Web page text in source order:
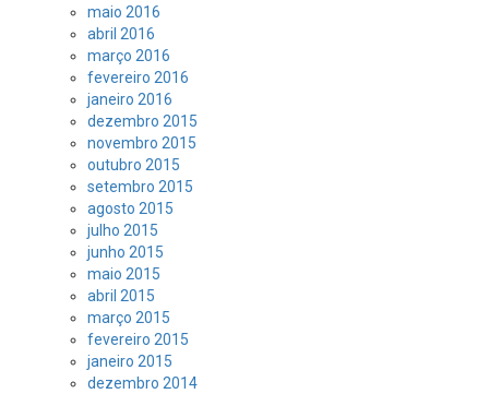
maio 2016
abril 2016
março 2016
fevereiro 2016
janeiro 2016
dezembro 2015
novembro 2015
outubro 2015
setembro 2015
agosto 2015
julho 2015
junho 2015
maio 2015
abril 2015
março 2015
fevereiro 2015
janeiro 2015
dezembro 2014